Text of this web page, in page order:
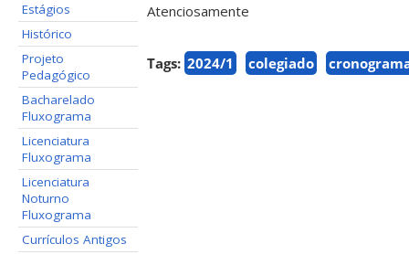
Estágios
Histórico
Projeto
Pedagógico
Bacharelado
Fluxograma
Licenciatura
Fluxograma
Licenciatura
Noturno
Fluxograma
Currículos Antigos
Atenciosamente
Tags: 2024/1 colegiado